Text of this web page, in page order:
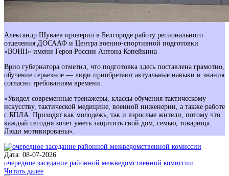
Александр Шуваев проверил в Белгороде работу регионального
отделения ДОСААФ и Центра военно-спортивной подготовки
«ВОИН» имени Героя России Антона Копейкина ⁣
Врио губернатора отметил, что подготовка здесь поставлена грамотно,
обучение серьезное — люди приобретают актуальные навыки и знания
согласно требованиям времени.
«Увидел современные тренажеры, классы обучения тактическому
искусству, тактической медицине, военной инженерии, а также работе
с БПЛА. Приходят как молодежь, так и взрослые жители, потому что
каждый сегодня хочет уметь защитить свой дом, семью, товарища.
Люди мотивированы».
Дата: 08-07-2026
очередное заседание районной межведомственной комиссии
Читать далее